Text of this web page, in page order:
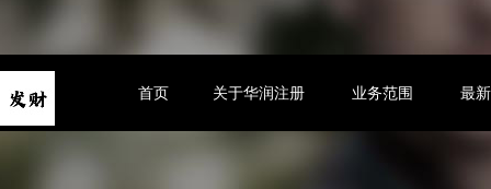
首页 关于华润注册 业务范围 最